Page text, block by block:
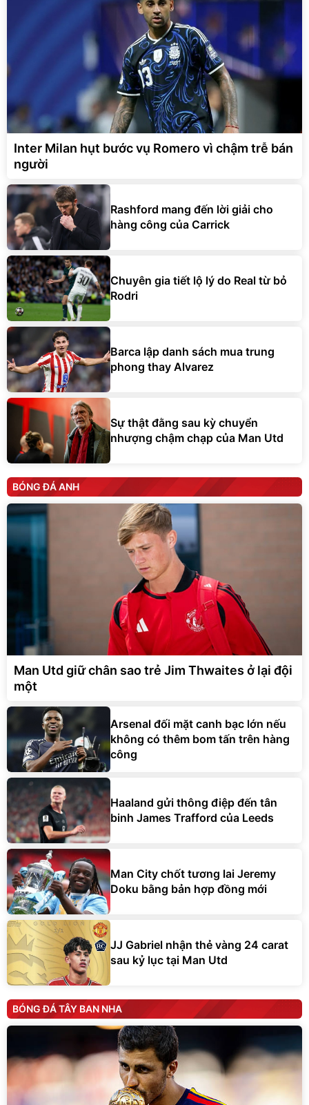
Inter Milan hụt bước vụ Romero vì chậm trễ bán
người
Rashford mang đến lời giải cho
hàng công của Carrick
Chuyên gia tiết lộ lý do Real từ bỏ
Rodri
Barca lập danh sách mua trung
phong thay Alvarez
Sự thật đằng sau kỳ chuyển
nhượng chậm chạp của Man Utd
BÓNG ĐÁ ANH
Man Utd giữ chân sao trẻ Jim Thwaites ở lại đội
một
Arsenal đối mặt canh bạc lớn nếu
không có thêm bom tấn trên hàng
công
Haaland gửi thông điệp đến tân
binh James Trafford của Leeds
Man City chốt tương lai Jeremy
Doku bằng bản hợp đồng mới
JJ Gabriel nhận thẻ vàng 24 carat
sau kỷ lục tại Man Utd
BÓNG ĐÁ TÂY BAN NHA